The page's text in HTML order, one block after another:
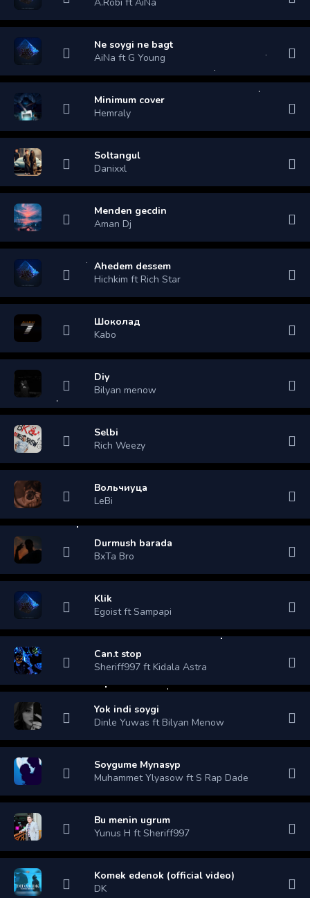
Ne soygi ne bagt
AiNa ft G Young
Minimum cover
Hemraly
Soltangul
Danixxl
Menden gecdin
Aman Dj
Ahedem dessem
Hichkim ft Rich Star
Шоколад
Kabo
Diy
Bilyan menow
Selbi
Rich Weezy
Вольчиуца
LeBi
Durmush barada
BxTa Bro
Klik
Egoist ft Sampapi
Can.t stop
Sheriff997 ft Kidala Astra
Yok indi soygi
Dinle Yuwas ft Bilyan Menow
Soygume Mynasyp
Muhammet Ylyasow ft S Rap Dade
Bu menin ugrum
Yunus H ft Sheriff997
Komek edenok (official video)
DK